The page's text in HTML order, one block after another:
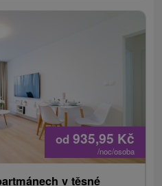
od 935,95 Kč
/noc/osoba
v těsné